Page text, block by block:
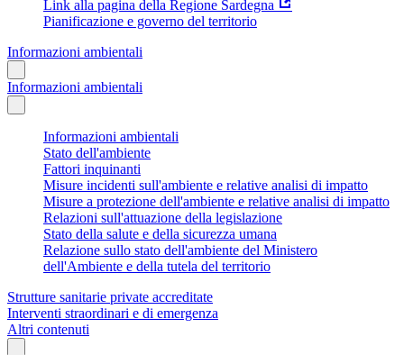
Link alla pagina della Regione Sardegna
Pianificazione e governo del territorio
Informazioni ambientali
Informazioni ambientali
Informazioni ambientali
Stato dell'ambiente
Fattori inquinanti
Misure incidenti sull'ambiente e relative analisi di impatto
Misure a protezione dell'ambiente e relative analisi di impatto
Relazioni sull'attuazione della legislazione
Stato della salute e della sicurezza umana
Relazione sullo stato dell'ambiente del Ministero
dell'Ambiente e della tutela del territorio
Strutture sanitarie private accreditate
Interventi straordinari e di emergenza
Altri contenuti